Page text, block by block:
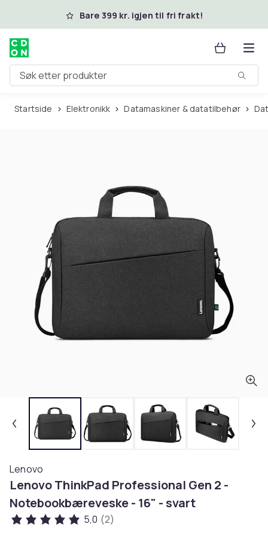
Hopp til hovedinnholdBare 399 kr. igjen til fri frakt!
Søk etter produkter
Startside Elektronikk Datamaskiner & datatilbehør
Lenovo
Lenovo ThinkPad Professional Gen 2 -
Notebookbæreveske - 16" - svart
5,0 (2)